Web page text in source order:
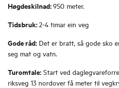
Høgdeskilnad:950 meter.
Tidsbruk:2-4 timar ein veg
Gode råd: Det er bratt, så gode sko
seg mat og vatn.
Turomtale: Start ved
riksveg 13 nordover få meter til